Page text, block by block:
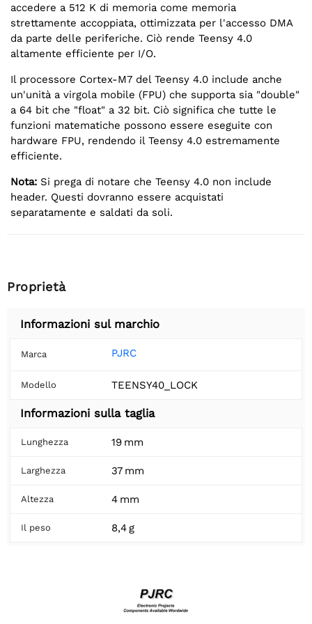
accedere a 512 K di memoria come memoria
strettamente accoppiata, ottimizzata per l'accesso DMA
da parte delle periferiche. Ciò rende Teensy 4.0
altamente efficiente per I/O.
Il processore Cortex-M7 del Teensy 4.0 include anche
un'unità a virgola mobile (FPU) che supporta sia "double"
a 64 bit che "float" a 32 bit. Ciò significa che tutte le
funzioni matematiche possono essere eseguite con
hardware FPU, rendendo il Teensy 4.0 estremamente
efficiente.
Nota: Si prega di notare che Teensy 4.0 non include
header. Questi dovranno essere acquistati
separatamente e saldati da soli.
Proprietà
Informazioni sul marchio
Marca PJRC
Modello TEENSY40_LOCK
Informazioni sulla taglia
Lunghezza 19 mm
Larghezza 37 mm
Altezza 4 mm
Il peso 8,4 g